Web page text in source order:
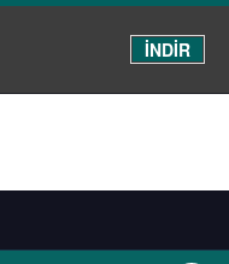
İNDİR